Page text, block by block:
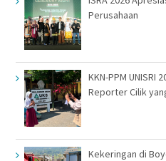
Perusahaan
KKN-PPM UNISRI
Reporter Cilik
Kekeringan di